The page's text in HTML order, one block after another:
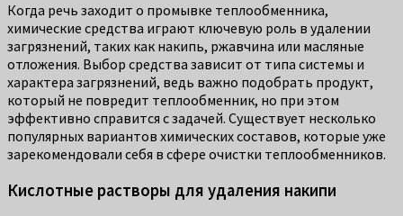
Когда речь заходит о промывке теплообменника,
химические средства играют ключевую роль в удалении
загрязнений, таких как накипь, ржавчина или масляные
отложения. Выбор средства зависит от типа системы и
характера загрязнений, ведь важно подобрать продукт,
который не повредит теплообменник, но при этом
эффективно справится с задачей. Существует несколько
популярных вариантов химических составов, которые уже
зарекомендовали себя в сфере очистки теплообменников.
Кислотные растворы для удаления накипи